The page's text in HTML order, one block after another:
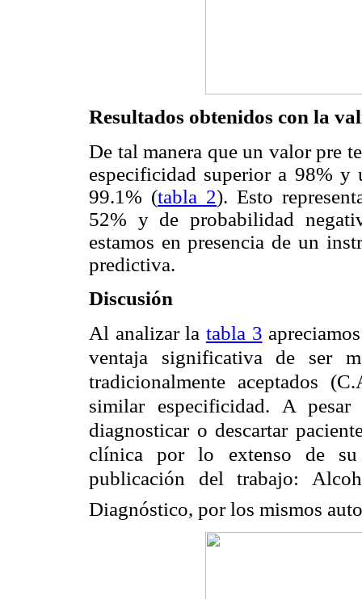
Resultados obtenidos con la
De tal manera que un valor pre
especificidad superior a 98%
99.1% (tabla 2). Esto
52% y de probabilidad
estamos en presencia de un
predictiva.
Discusión
Al analizar la tabla 3
ventaja significativa de ser
tradicionalmente aceptados
similar especificidad. A
diagnosticar o descartar
clínica por lo extenso de
publicación del trabajo:
Diagnóstico, por los mismos